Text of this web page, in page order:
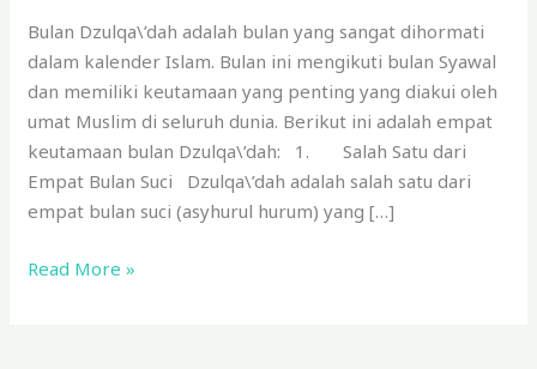
Bulan Dzulqa\’dah adalah bulan yang sangat dihormati
dalam kalender Islam. Bulan ini mengikuti bulan Syawal
dan memiliki keutamaan yang penting yang diakui oleh
umat Muslim di seluruh dunia. Berikut ini adalah empat
keutamaan bulan Dzulqa\’dah: 1. Salah Satu dari
Empat Bulan Suci Dzulqa\’dah adalah salah satu dari
empat bulan suci (asyhurul hurum) yang […]
Read More »